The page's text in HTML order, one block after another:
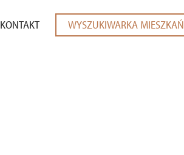
KONTAKT
WYSZUKIWARKA MIESZKAŃ